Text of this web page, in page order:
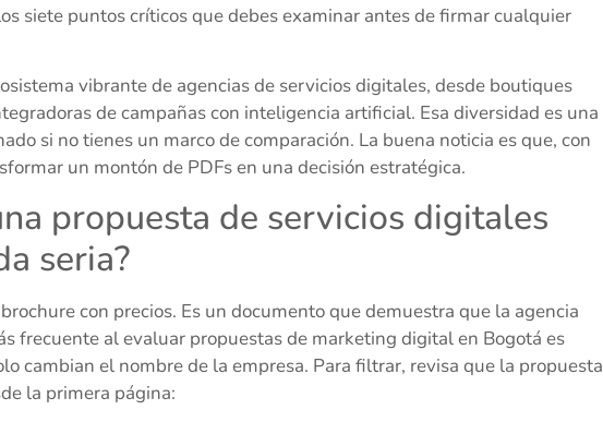
siete puntos críticos que debes examinar antes de firmar cualquier
vibrante de agencias de servicios digitales, desde boutiques
de campañas con inteligencia artificial. Esa diversidad es una
si no tienes un marco de comparación. La buena noticia es que, con
un montón de PDFs en una decisión estratégica.
propuesta de servicios digitales
seria?
con precios. Es un documento que demuestra que la agencia
frecuente al evaluar propuestas de marketing digital en Bogotá es
cambian el nombre de la empresa. Para filtrar, revisa que la propuesta
la primera página: